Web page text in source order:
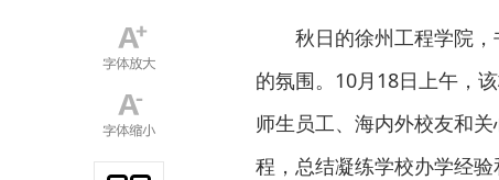
秋日的徐州工程学院
的氛围。10月18日上午，
师生员工、海内外校友和
程，总结凝练学校办学经